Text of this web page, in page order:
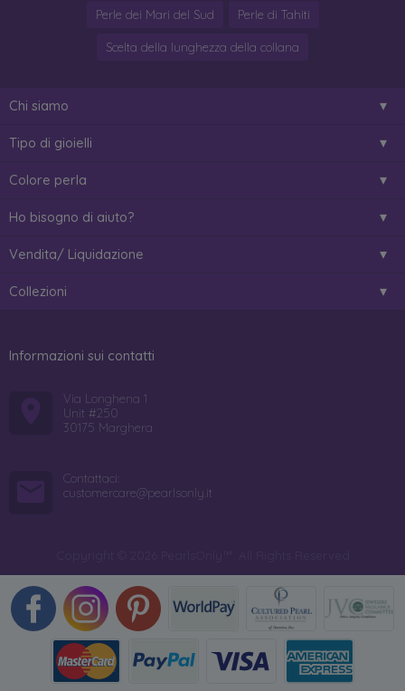
Perle dei Mari del Sud Perle di Tahiti
Scelta della lunghezza della collana
Chi siamo
Tipo di gioielli
Colore perla
Ho bisogno di aiuto?
Vendita/ Liquidazione
Collezioni
Informazioni sui contatti
Via Longhena 1
Unit #250
30175 Marghera
Contattaci:
customercare@pearlsonly.it